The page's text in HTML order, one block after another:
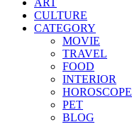
CULTURE
CATEGORY
MOVIE
TRAVEL
FOOD
INTERIOR
HOROSCOPE
PET
BLOG